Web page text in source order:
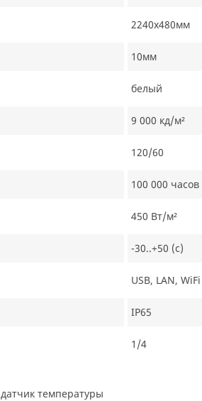
2240х480мм
10мм
белый
9 000 кд/м²
120/60
100 000 часов
450 Вт/м²
-30..+50 (с)
USB, LAN, WiFi
IP65
1/4
температуры